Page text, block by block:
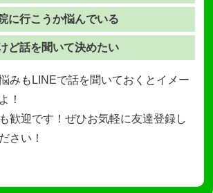
に行こうか悩んでいる
ど話を聞いて決めたい
みもLINEで話を聞いておくとイメー
！
歓迎です！ぜひお気軽に友達登録し
さい！